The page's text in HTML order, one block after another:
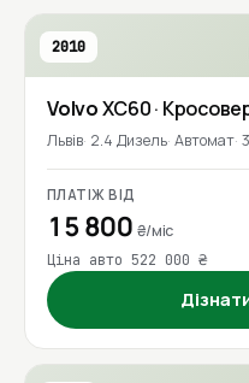
2010
VolvoXC60·
Львів 2.4 Дизель Автомат
ПЛАТІЖ ВІД
15 800 ₴/міс
Ціна авто 522 000 ₴